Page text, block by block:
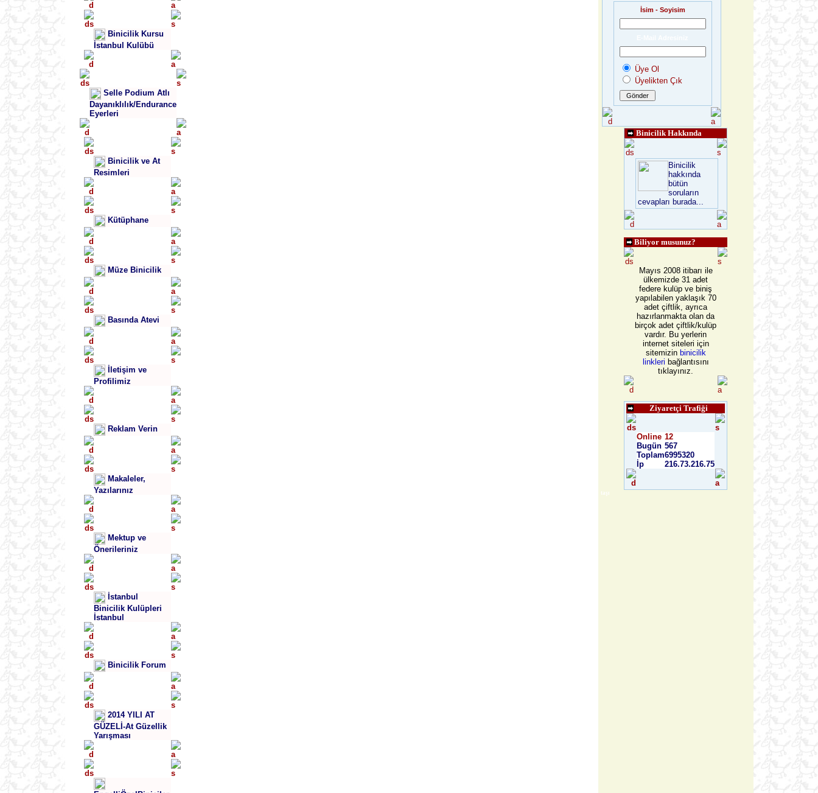
Binicilik Kursu
İstanbul Kulübü
Selle Podium Atlı
Dayanıklılık/Endurance
Eyerleri
Binicilik ve At
Resimleri
Kütüphane
Müze Binicilik
Basında Atevi
İletişim ve
Profilimiz
Reklam Verin
Makaleler,
Yazılarınız
Mektup ve
Önerileriniz
İstanbul
Binicilik Kulüpleri
İstanbul
Binicilik Forum
2014 YILI AT
GÜZELİ-At Güzellik
Yarışması
İsim - Soyisim
Üye Ol
Üyelikten Çık
Binicilik Hakkında
Binicilik
hakkında
bütün
soruların
cevapları burada...
Biliyor musunuz?
Mayıs 2008 itibarı ile
ülkemizde 31 adet
federe kulüp ve biniş
yapılabilen yaklaşık 70
adet çiftlik, ayrıca
hazırlanmakta olan da
birçok adet çiftlik/kulüp
vardır. Bu yerlerin
internet siteleri için
sitemizin binicilik
linkleri bağlantısını
tıklayınız.
Ziyaretçi Trafiği
Online 12
Bugün 567
Toplam6995320
İp
216.73.216.75
taşı